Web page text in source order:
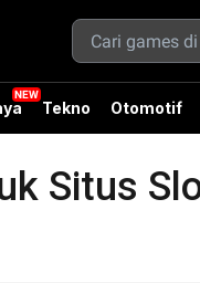
Tekno Otomotif
Situs